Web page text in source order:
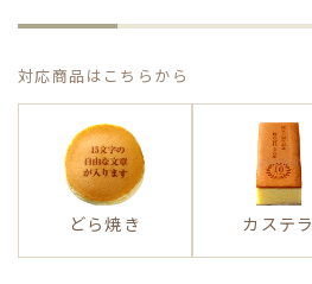
対応商品はこちらから
どら焼き カステラ